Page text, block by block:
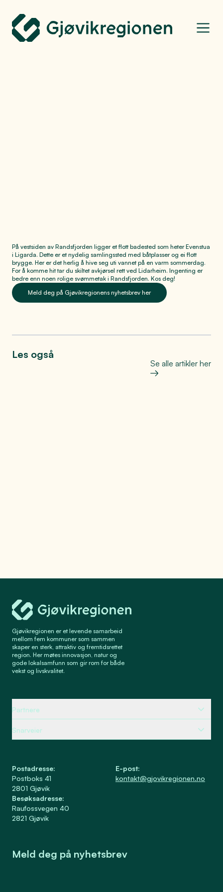
Gjøvikregionen Utvikling
På vestsiden av Randsfjorden ligger et flott badested som heter Evenstua
i Ligarda. Dette er et nydelig samlingssted med båtplasser og ei flott
brygge. Her er det herlig å hive seg uti vannet på en varm sommerdag.
For å komme hit tar du skiltet avkjørsel rett ved Lidarheim. Ingenting er
bedre enn noen rolige svømmetak i Randsfjorden. Kos deg!
Meld deg på Gjøvikregionens nyhetsbrev her
Les også
Se alle artikler her
Gjøvikregionen Utvikling
Gjøvikregionen er et levende samarbeid
mellom fem kommuner som sammen
skaper en sterk, attraktiv og fremtidsrettet
region. Her møtes innovasjon, natur og
gode lokalsamfunn som gir rom for både
vekst og livskvalitet.
Partnere
Snarveier
Postadresse:
Postboks 41
2801 Gjøvik
Besøksadresse:
Raufossvegen 40
2821 Gjøvik
E-post:
kontakt@gjovikregionen.no
Meld deg på nyhetsbrev